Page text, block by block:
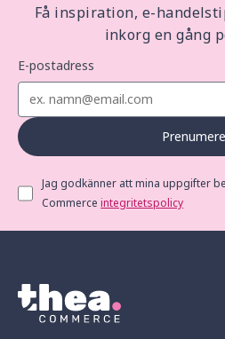
Få inspiration, e-
inkorg en gång
E-postadress
Jag godkänner att mina uppgifter
Commerceintegritetspolicy